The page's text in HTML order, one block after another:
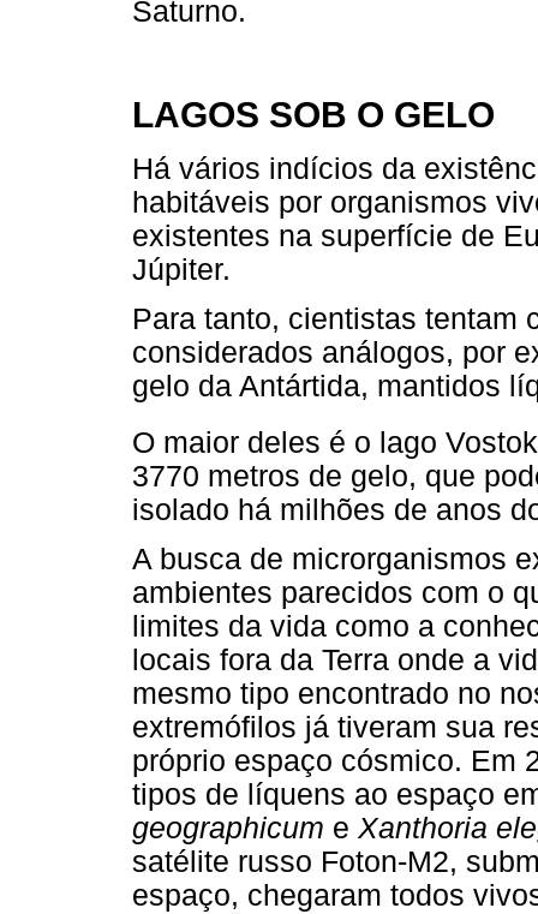
Saturno.
LAGOS SOB O GELO
Há vários indícios da
habitáveis por organismos
existentes na superfície de
Júpiter.
Para tanto, cientistas tentam
considerados análogos, por
gelo da Antártida, mantidos
O maior deles é o lago
3770 metros de gelo, que
isolado há milhões de anos
A busca de microrganismos
ambientes parecidos com o
limites da vida como a
locais fora da Terra onde a
mesmo tipo encontrado no
extremófilos já tiveram sua
próprio espaço cósmico. Em
tipos de líquens ao espaço
geographicum e Xanthoria
satélite russo Foton-M2,
espaço, chegaram todos